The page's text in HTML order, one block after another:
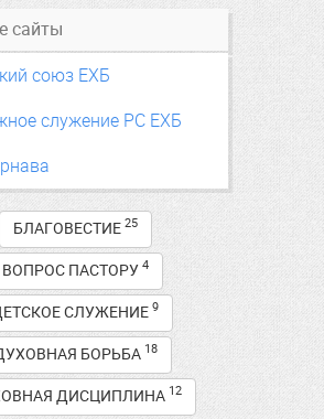
сайты
союз ЕХБ
служение РС ЕХБ
БЛАГОВЕСТИЕ 25
ВОПРОС ПАСТОРУ 4
СЛУЖЕНИЕ9
БОРЬБА 18
ДИСЦИПЛИНА 12